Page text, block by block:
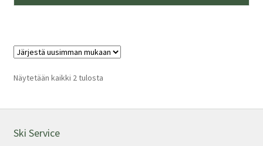
Näytetään kaikki 2 tulostaSorted
Ski Service